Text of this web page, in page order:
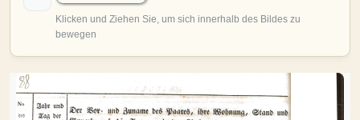
MITMACHEN
Personen-Suche
Lesezeichen Personendaten Senden
Benutzer-Login beantragen Forum